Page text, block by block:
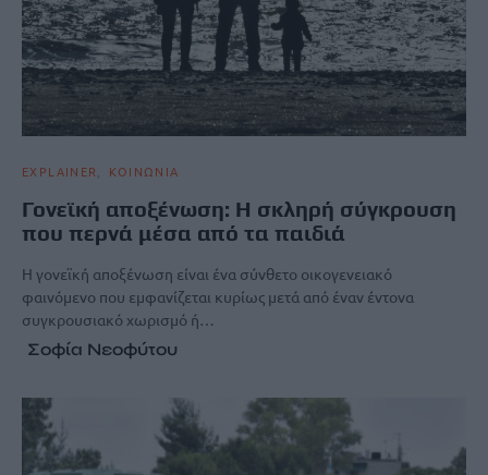
EXPLAINER ΚΟΙΝΩΝΙΑ
Γονεϊκή αποξένωση: Η σκληρή σύγκρουση
που περνά μέσα από τα παιδιά
Η γονεϊκή αποξένωση είναι ένα σύνθετο οικογενειακό
φαινόμενο που εμφανίζεται κυρίως μετά από έναν έντονα
συγκρουσιακό χωρισμό ή…
Σοφία Νεοφύτου